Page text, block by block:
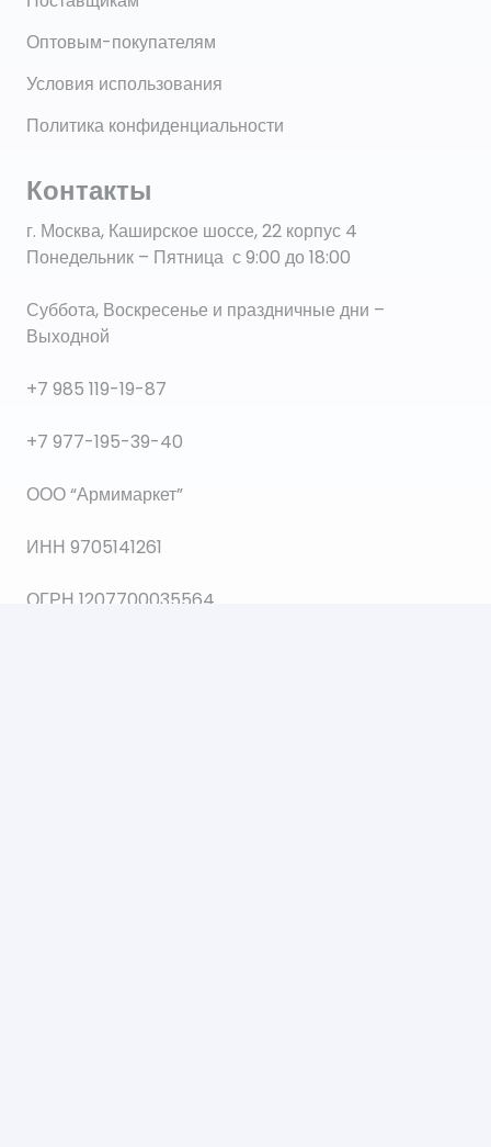
Оптовым-покупателям
Условия использования
Политика конфиденциальности
Контакты
г. Москва, Каширское шоссе, 22 корпус 4
Понедельник – Пятница с 9:00 до 18:00
Суббота, Воскресенье и праздничные дни –
Выходной
+7 985 119-19-87
+7 977-195-39-40
ООО “Армимаркет”
ИНН 9705141261
ОГРН 1207700035564